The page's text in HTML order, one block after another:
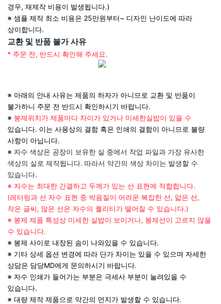
경우, 재제작 비용이 발생됩니다.)
※ 샘플 제작 최소 비용은 25만원부터~ 디자인 난이도에 따라
상이합니다.
교환 및 반품 불가 사유
* 주문 전, 반드시 확인해 주세요.
※ 아래의 안내 사유는 제품의 하자가 아니므로 교환 및 반품이
불가하니 주문 전 반드시 확인하시기 바랍니다.
※ 봉제위치가 제품마다 차이가 있거나 미세한실밥이 있을 수
있습니다. 이는 사용상의 결함 혹은 인쇄의 결함이 아니므로 불량
사항이 아닙니다.
※ 자수 색상은 공장이 보유한 실 중에서 작업 파일과 가장 유사한
색상의 실로 제작됩니다. 따라서 약간의 색상 차이는 발생할 수
있습니다.
※ 자수는 최대한 간결하고 두께가 있는 선 표현에 적합합니다.
(레터링과 선 자수 표현 중 박음질이 어려운 복잡한 선, 얇은 선,
작은 글씨, 많은 선은 자수의 퀄리티가 떨어질 수 있습니다.)
※ 봉제 제품 특성상 미세한 실밥이 보이거나, 봉제선이 고르지 않을
수 있습니다.
※ 봉제 사이로 내장된 솜이 나와있을 수 있습니다.
※ 기타 상세 옵션 변경에 따라 단가 차이는 있을 수 있으며 자세한
상담은 담당MD에게 문의하시기 바랍니다.
※ 자수 인쇄가 들어가는 부분은 극세사 부분이 눌려있을 수
있습니다.
※ 대량 제작 제품으로 약간의 먼지가 발생할 수 있습니다.